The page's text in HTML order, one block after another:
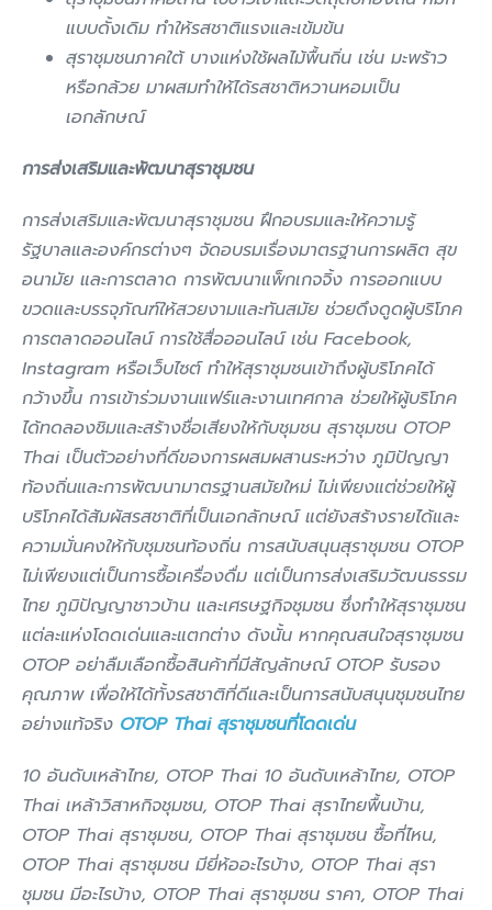
แบบดั้งเดิม ทำให้รสชาติแรงและเข้มข้น
สุราชุมชนภาคใต้ บางแห่งใช้ผลไม้พื้นถิ่น เช่น มะพร้าว
หรือกล้วย มาผสมทำให้ได้รสชาติหวานหอมเป็น
เอกลักษณ์
การส่งเสริมและพัฒนาสุราชุมชน
การส่งเสริมและพัฒนาสุราชุมชน ฝึกอบรมและให้ความรู้
รัฐบาลและองค์กรต่างๆ จัดอบรมเรื่องมาตรฐานการผลิต สุข
อนามัย และการตลาด การพัฒนาแพ็กเกจจิ้ง การออกแบบ
ขวดและบรรจุภัณฑ์ให้สวยงามและทันสมัย ช่วยดึงดูดผู้บริโภค
การตลาดออนไลน์ การใช้สื่อออนไลน์ เช่น Facebook,
Instagram หรือเว็บไซต์ ทำให้สุราชุมชนเข้าถึงผู้บริโภคได้
กว้างขึ้น การเข้าร่วมงานแฟร์และงานเทศกาล ช่วยให้ผู้บริโภค
ได้ทดลองชิมและสร้างชื่อเสียงให้กับชุมชน สุราชุมชน OTOP
Thai เป็นตัวอย่างที่ดีของการผสมผสานระหว่าง ภูมิปัญญา
ท้องถิ่นและการพัฒนามาตรฐานสมัยใหม่ ไม่เพียงแต่ช่วยให้ผู้
บริโภคได้สัมผัสรสชาติที่เป็นเอกลักษณ์ แต่ยังสร้างรายได้และ
ความมั่นคงให้กับชุมชนท้องถิ่น การสนับสนุนสุราชุมชน OTOP
ไม่เพียงแต่เป็นการซื้อเครื่องดื่ม แต่เป็นการส่งเสริมวัฒนธรรม
ไทย ภูมิปัญญาชาวบ้าน และเศรษฐกิจชุมชน ซึ่งทำให้สุราชุมชน
แต่ละแห่งโดดเด่นและแตกต่าง ดังนั้น หากคุณสนใจสุราชุมชน
OTOP อย่าลืมเลือกซื้อสินค้าที่มีสัญลักษณ์ OTOP รับรอง
คุณภาพ เพื่อให้ได้ทั้งรสชาติที่ดีและเป็นการสนับสนุนชุมชนไทย
อย่างแท้จริง OTOP Thai สุราชุมชนที่โดดเด่น
10 อันดับเหล้าไทย, OTOP Thai 10 อันดับเหล้าไทย, OTOP
Thai เหล้าวิสาหกิจชุมชน, OTOP Thai สุราไทยพื้นบ้าน,
OTOP Thai สุราชุมชน, OTOP Thai สุราชุมชน ซื้อที่ไหน,
OTOP Thai สุราชุมชน มียี่ห้ออะไรบ้าง, OTOP Thai สุรา
ชุมชน มีอะไรบ้าง, OTOP Thai สุราชุมชน ราคา, OTOP Thai